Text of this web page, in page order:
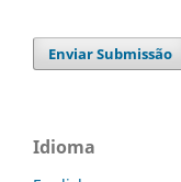
Enviar Submissão
Idioma